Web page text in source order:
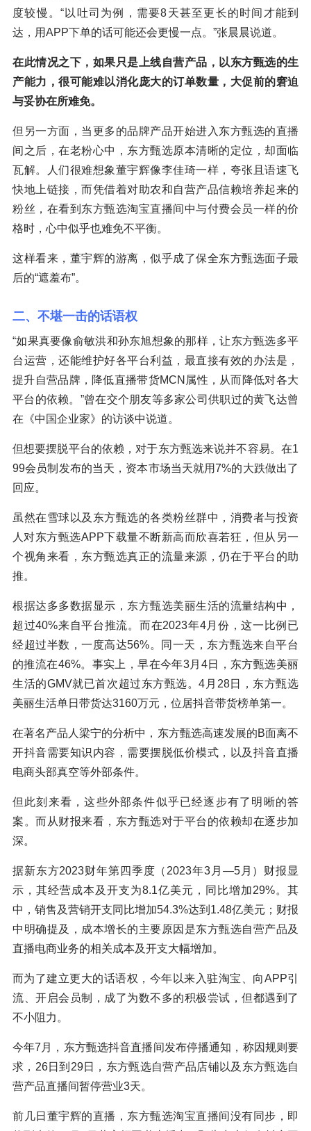
度较慢。“以吐司为例，需要8天甚至更长的时间才能到
达，用APP下单的话可能还会更慢一点。”张晨晨说道。
在此情况之下，如果只是上线自营产品，以东方甄选的生
产能力，很可能难以消化庞大的订单数量，大促前的窘迫
与妥协在所难免。
但另一方面，当更多的品牌产品开始进入东方甄选的直播
间之后，在老粉心中，东方甄选原本清晰的定位，却面临
瓦解。人们很难想象董宇辉像李佳琦一样，夸张且语速飞
快地上链接，而凭借着对助农和自营产品信赖培养起来的
粉丝，在看到东方甄选淘宝直播间中与付费会员一样的价
格时，心中似乎也难免不平衡。
这样看来，董宇辉的游离，似乎成了保全东方甄选面子最
后的“遮羞布”。
二、不堪一击的话语权
“如果真要像俞敏洪和孙东旭想象的那样，让东方甄选多平
台运营，还能维护好各平台利益，最直接有效的办法是，
提升自营品牌，降低直播带货MCN属性，从而降低对各大
平台的依赖。”曾在交个朋友等多家公司供职过的黄飞达曾
在《中国企业家》的访谈中说道。
但想要摆脱平台的依赖，对于东方甄选来说并不容易。在1
99会员制发布的当天，资本市场当天就用7%的大跌做出了
回应。
虽然在雪球以及东方甄选的各类粉丝群中，消费者与投资
人对东方甄选APP下载量不断新高而欣喜若狂，但从另一
个视角来看，东方甄选真正的流量来源，仍在于平台的助
推。
根据达多多数据显示，东方甄选美丽生活的流量结构中，
超过40%来自平台推流。而在2023年4月份，这一比例已
经超过半数，一度高达56%。同一天，东方甄选来自平台
的推流在46%。事实上，早在今年3月4日，东方甄选美丽
生活的GMV就已首次超过东方甄选。4月28日，东方甄选
美丽生活单日带货达3160万元，位居抖音带货榜单第一。
在著名产品人梁宁的分析中，东方甄选高速发展的B面离不
开抖音需要知识内容，需要摆脱低价模式，以及抖音直播
电商头部真空等外部条件。
但此刻来看，这些外部条件似乎已经逐步有了明晰的答
案。而从财报来看，东方甄选对于平台的依赖却在逐步加
深。
据新东方2023财年第四季度（2023年3月—5月）财报显
示，其经营成本及开支为8.1亿美元，同比增加29%。其
中，销售及营销开支同比增加54.3%达到1.48亿美元；财报
中明确提及，成本增长的主要原因是东方甄选自营产品及
直播电商业务的相关成本及开支大幅增加。
而为了建立更大的话语权，今年以来入驻淘宝、向APP引
流、开启会员制，成了为数不多的积极尝试，但都遇到了
不小阻力。
今年7月，东方甄选抖音直播间发布停播通知，称因规则要
求，26日到29日，东方甄选自营产品店铺以及东方甄选自
营产品直播间暂停营业3天。
前几日董宇辉的直播，东方甄选淘宝直播间没有同步，即